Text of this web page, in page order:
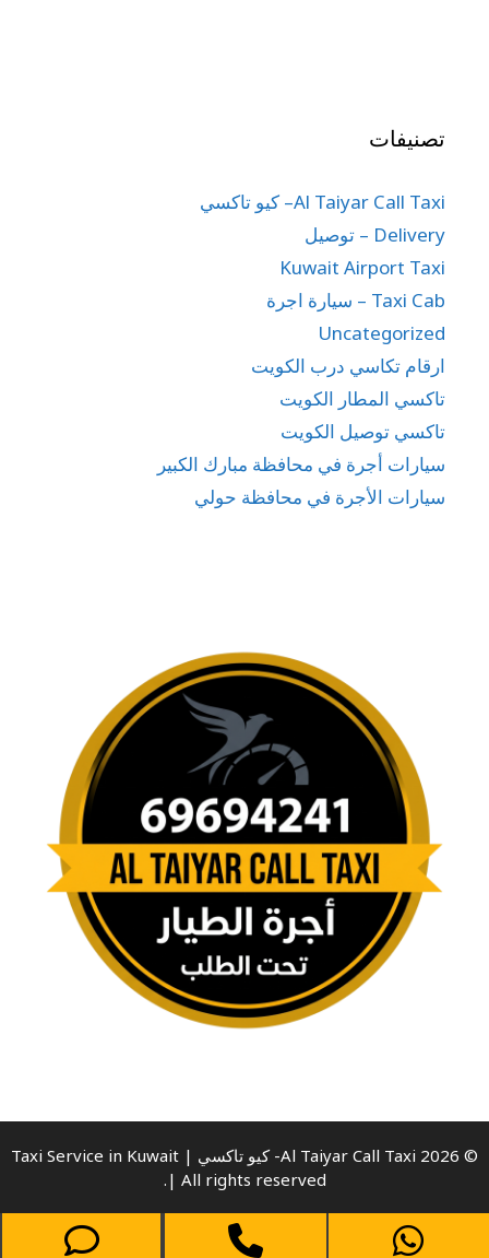
تصنيفات
Al Taiyar Call Taxi– كيو تاكسي
Delivery – توصيل
Kuwait Airport Taxi
Taxi Cab – سيارة اجرة
Uncategorized
ارقام تكاسي درب الكويت
تاكسي المطار الكويت
تاكسي توصيل الكويت
سيارات أجرة في محافظة مبارك الكبير
سيارات الأجرة في محافظة حولي
© 2026 Al Taiyar Call Taxi- كيو تاكسي | Taxi Service in Kuwait
| All rights reserved.